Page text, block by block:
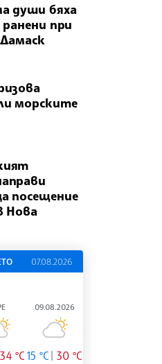
души бяха
при
морските
посещение
Нова
07.08.2026
34 °C
09.08.2026
15 °C 30 °C